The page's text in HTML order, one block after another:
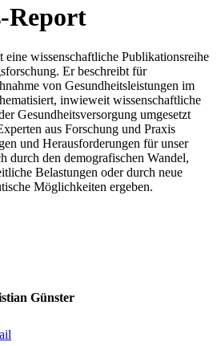
Report
eine wissenschaftliche Publikationsreihe
Er beschreibt für
von Gesundheitsleistungen im
inwieweit wissenschaftliche
Gesundheitsversorgung umgesetzt
aus Forschung und Praxis
und Herausforderungen für unser
durch den demografischen Wandel,
Belastungen oder durch neue
Möglichkeiten ergeben.
Günster